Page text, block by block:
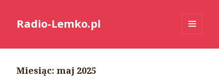
Radio-Lemko.pl
Miesiąc:maj 2025